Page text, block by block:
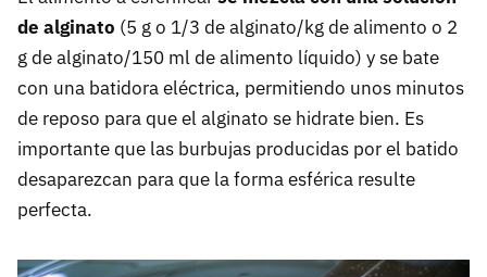
de alginato (5 g o 1/3 de alginato/kg de alimento o 2
g de alginato/150 ml de alimento líquido) y se bate
con una batidora eléctrica, permitiendo unos minutos
de reposo para que el alginato se hidrate bien. Es
importante que las burbujas producidas por el batido
desaparezcan para que la forma esférica resulte
perfecta.